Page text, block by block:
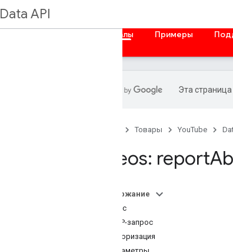
Data API
Справочные материалы Примеры
Эта
Товары YouTube
Videos: report
Содержание
Запрос
HTTP-запрос
Авторизация